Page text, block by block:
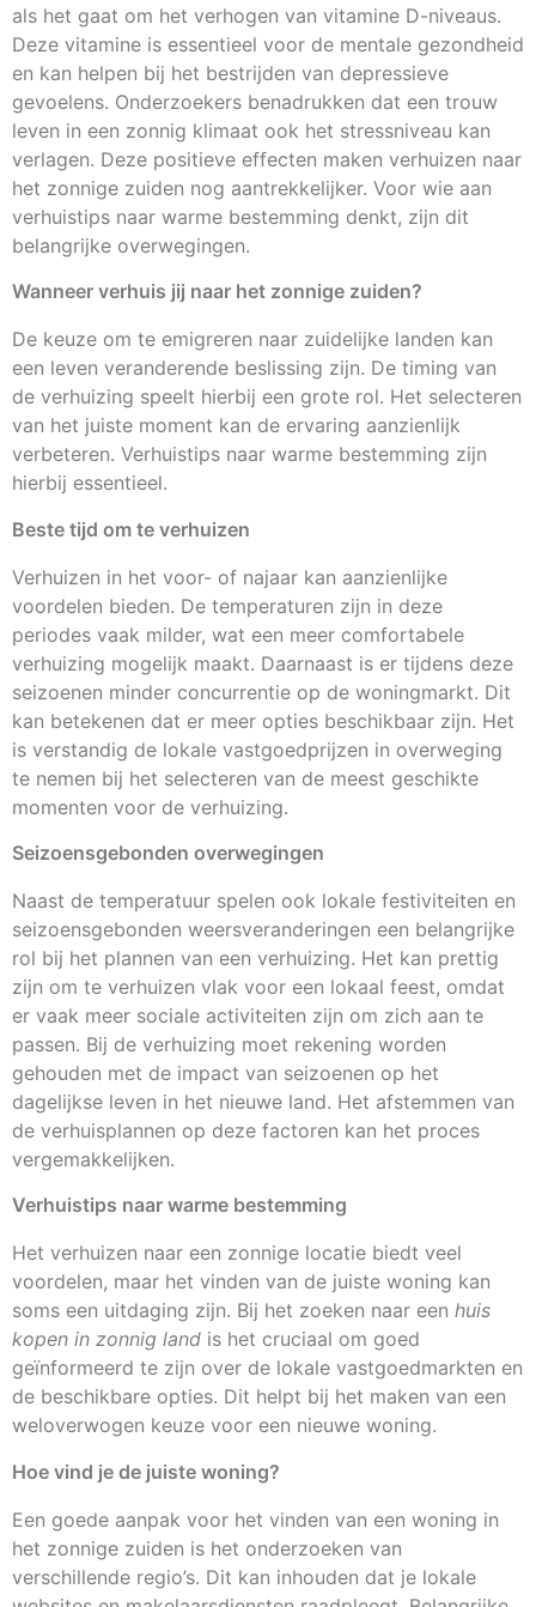
als het gaat om het verhogen van vitamine D-niveaus.
Deze vitamine is essentieel voor de mentale gezondheid
en kan helpen bij het bestrijden van depressieve
gevoelens. Onderzoekers benadrukken dat een trouw
leven in een zonnig klimaat ook het stressniveau kan
verlagen. Deze positieve effecten maken verhuizen naar
het zonnige zuiden nog aantrekkelijker. Voor wie aan
verhuistips naar warme bestemming denkt, zijn dit
belangrijke overwegingen.
Wanneer verhuis jij naar het zonnige zuiden?
De keuze om te emigreren naar zuidelijke landen kan
een leven veranderende beslissing zijn. De timing van
de verhuizing speelt hierbij een grote rol. Het selecteren
van het juiste moment kan de ervaring aanzienlijk
verbeteren. Verhuistips naar warme bestemming zijn
hierbij essentieel.
Beste tijd om te verhuizen
Verhuizen in het voor- of najaar kan aanzienlijke
voordelen bieden. De temperaturen zijn in deze
periodes vaak milder, wat een meer comfortabele
verhuizing mogelijk maakt. Daarnaast is er tijdens deze
seizoenen minder concurrentie op de woningmarkt. Dit
kan betekenen dat er meer opties beschikbaar zijn. Het
is verstandig de lokale vastgoedprijzen in overweging
te nemen bij het selecteren van de meest geschikte
momenten voor de verhuizing.
Seizoensgebonden overwegingen
Naast de temperatuur spelen ook lokale festiviteiten en
seizoensgebonden weersveranderingen een belangrijke
rol bij het plannen van een verhuizing. Het kan prettig
zijn om te verhuizen vlak voor een lokaal feest, omdat
er vaak meer sociale activiteiten zijn om zich aan te
passen. Bij de verhuizing moet rekening worden
gehouden met de impact van seizoenen op het
dagelijkse leven in het nieuwe land. Het afstemmen van
de verhuisplannen op deze factoren kan het proces
vergemakkelijken.
Verhuistips naar warme bestemming
Het verhuizen naar een zonnige locatie biedt veel
voordelen, maar het vinden van de juiste woning kan
soms een uitdaging zijn. Bij het zoeken naar een huis
kopen in zonnig land is het cruciaal om goed
geïnformeerd te zijn over de lokale vastgoedmarkten en
de beschikbare opties. Dit helpt bij het maken van een
weloverwogen keuze voor een nieuwe woning.
Hoe vind je de juiste woning?
Een goede aanpak voor het vinden van een woning in
het zonnige zuiden is het onderzoeken van
verschillende regio’s. Dit kan inhouden dat je lokale